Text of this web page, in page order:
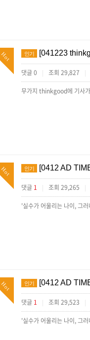
Hot 인기 [041223
댓글 0 | 조회 29,827 |
무가지 thinkgood에 기사가
Hot 인기 [0412 AD
댓글 1 | 조회 29,265 |
'실수가 어울리는 나이, 그
Hot 인기 [0412 AD
댓글 1 | 조회 29,523 |
'실수가 어울리는 나이, 그